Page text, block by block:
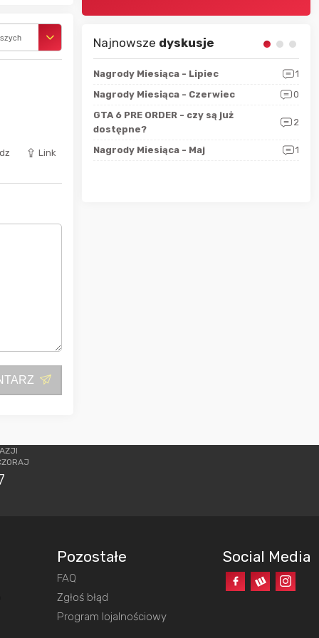
Link
Najnowsze dyskusje
Nagrody Miesiąca - Lipiec
1
Nagrody Miesiąca - Czerwiec
0
GTA 6 PRE ORDER - czy są już
dostępne?
2
Nagrody Miesiąca - Maj 1
Pozostałe
FAQ
Zgłoś błąd
Program lojalnościowy
Social Media